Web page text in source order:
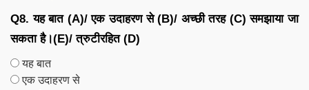
Q8. यह बात (A)/ एक उदाहरण से (B)/ अच्छी तरह (C) समझाया जा
सकता है।(E)/ त्रुटीरहित (D)
यह बात
एक उदाहरण से